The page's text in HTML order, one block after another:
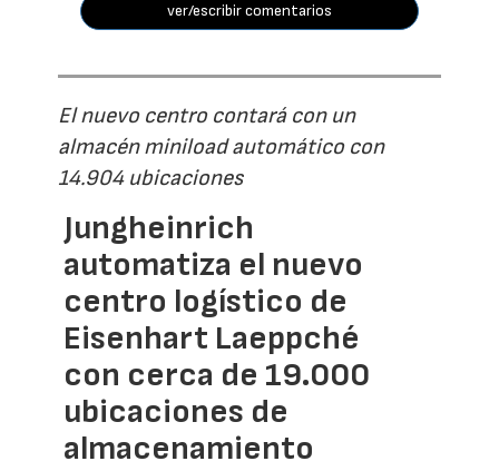
ver/escribir comentarios
El nuevo centro contará con un
almacén miniload automático con
14.904 ubicaciones
Jungheinrich
automatiza el nuevo
centro logístico de
Eisenhart Laeppché
con cerca de 19.000
ubicaciones de
almacenamiento